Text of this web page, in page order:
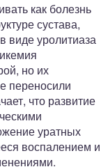
как болезнь
сустава,
виде уролитиаза
но их
переносили
что развитие
уратных
воспалением и